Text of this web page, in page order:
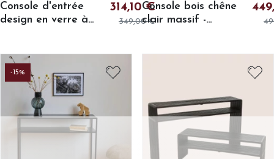
Console d'entrée
design en verre à
314,10 €
349,00 €
Console bois chêne
clair massif -
-15%